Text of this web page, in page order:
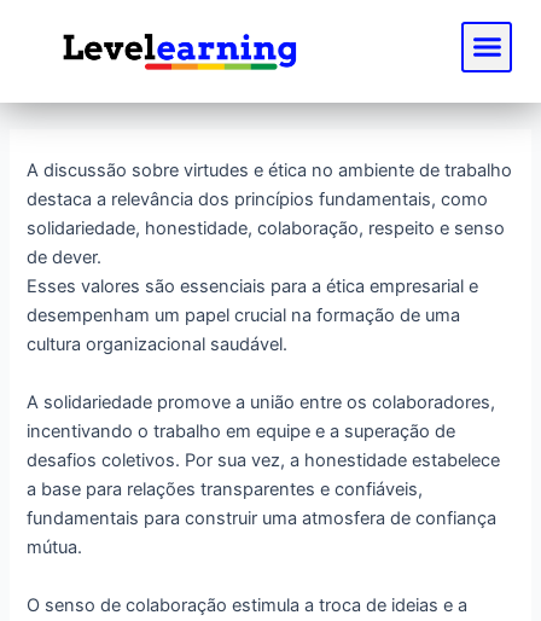
conteúdo
A discussão sobre virtudes e ética no ambiente de trabalho
destaca a relevância dos princípios fundamentais, como
solidariedade, honestidade, colaboração, respeito e senso
de dever.
Esses valores são essenciais para a ética empresarial e
desempenham um papel crucial na formação de uma
cultura organizacional saudável.
A solidariedade promove a união entre os colaboradores,
incentivando o trabalho em equipe e a superação de
desafios coletivos. Por sua vez, a honestidade estabelece
a base para relações transparentes e confiáveis,
fundamentais para construir uma atmosfera de confiança
mútua.
O senso de colaboração estimula a troca de ideias e a
navigation